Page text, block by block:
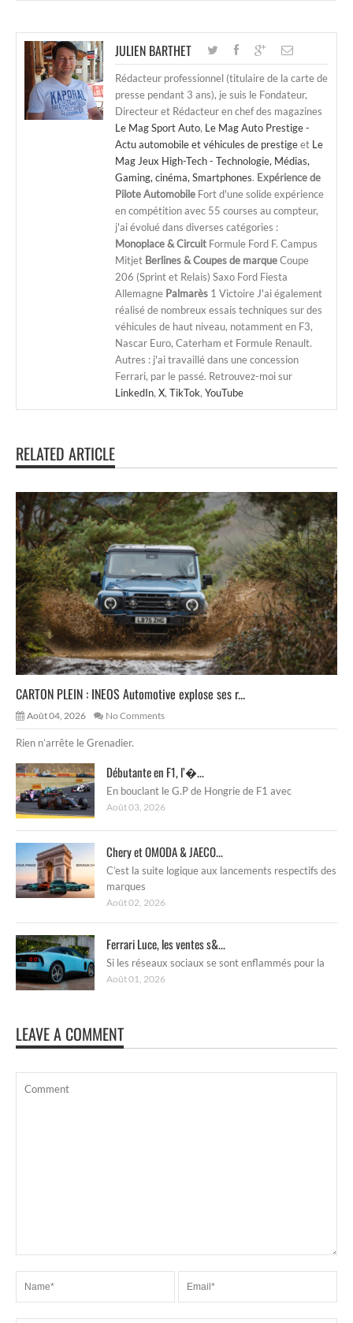
JULIEN BARTHET
Rédacteur professionnel (titulaire de la carte de
presse pendant 3 ans), je suis le Fondateur,
Directeur et Rédacteur en chef des magazines
Le Mag Sport Auto, Le Mag Auto Prestige -
Actu automobile et véhicules de prestigeet Le
Mag Jeux High-Tech - Technologie, Médias,
Gaming, cinéma, Smartphones. Expérience de
Pilote Automobile Fort d'une solide expérience
en compétition avec 55 courses au compteur,
j'ai évolué dans diverses catégories :
Monoplace & Circuit Formule Ford F. Campus
Mitjet Berlines & Coupes de marqueCoupe
206 (Sprint et Relais) Saxo Ford Fiesta
Allemagne Palmarès 1 Victoire J'ai également
réalisé de nombreux essais techniques sur des
véhicules de haut niveau, notamment en F3,
Nascar Euro, Caterham et Formule Renault.
Autres : j'ai travaillé dans une concession
Ferrari, par le passé. Retrouvez-moi sur
LinkedIn, X, TikTok, YouTube
RELATED ARTICLE
CARTON PLEIN : INEOS Automotive explose ses r...
Août 04, 2026 No Comments
Rien n’arrête le Grenadier.
Débutante en F1, l’�...
En bouclant le G.P de Hongrie de F1 avec
Août 03, 2026
Chery et OMODA & JAECO...
C’est la suite logique aux lancements respectifs des
marques
Août 02, 2026
Ferrari Luce, les ventes s&...
Si les réseaux sociaux se sont enflammés pour la
Août 01, 2026
LEAVE A COMMENT